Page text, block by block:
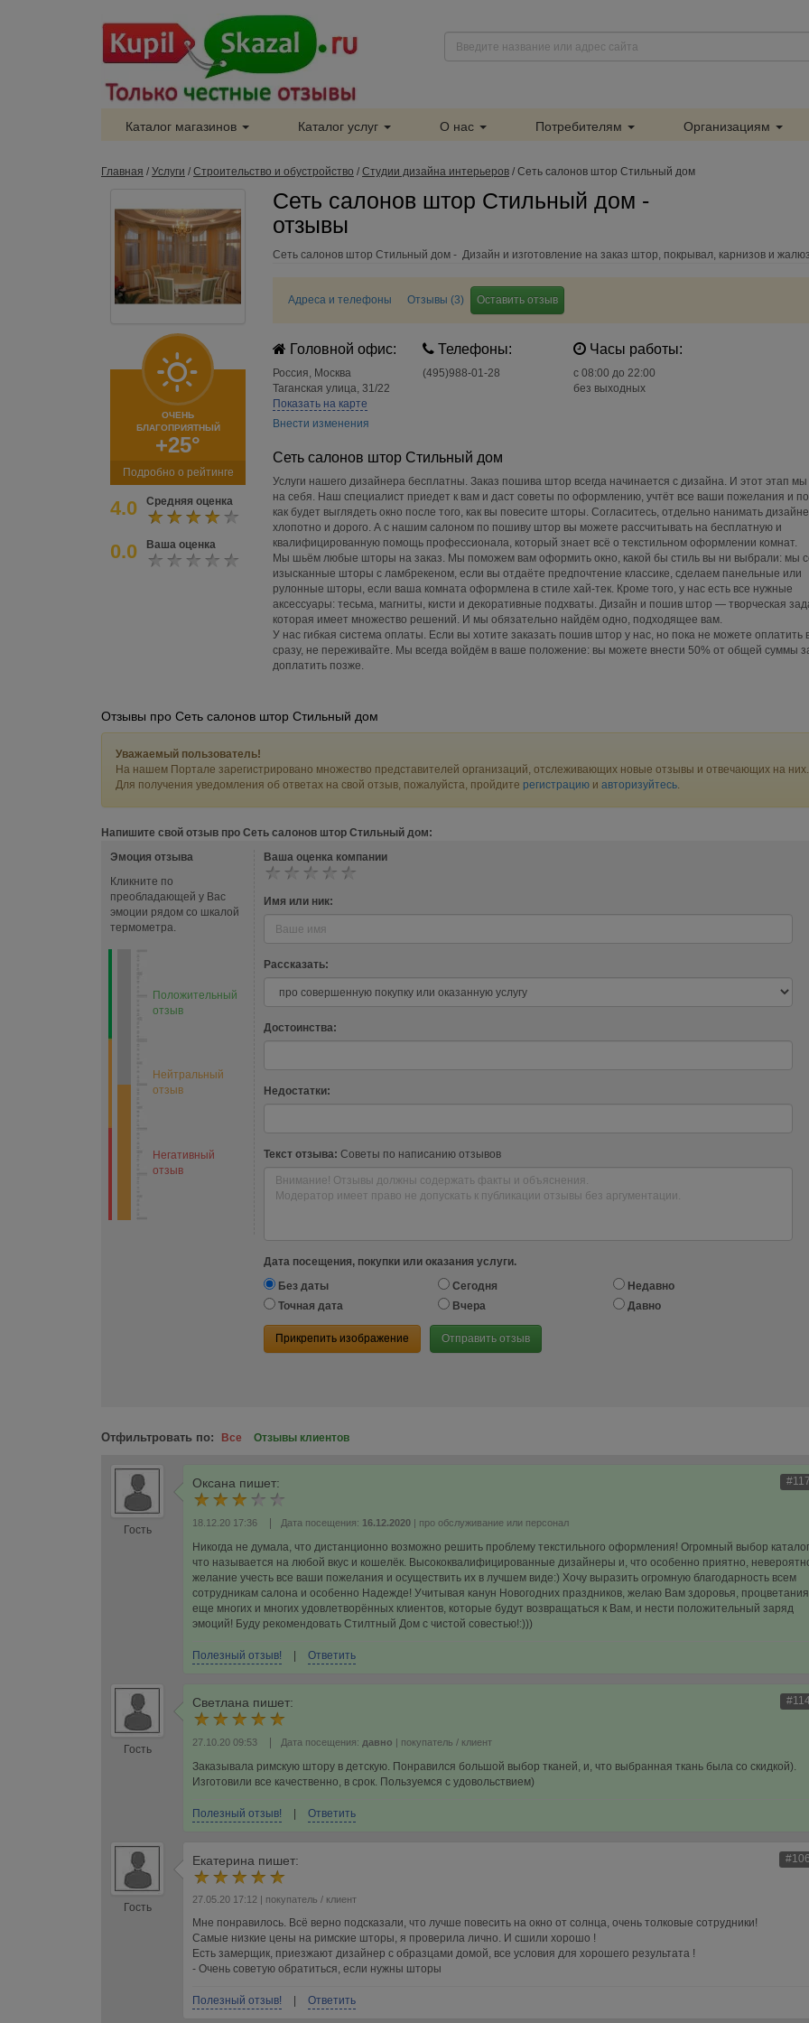
Каталог магазинов Каталог услуг О нас Потребителям Организациям
Главная / Услуги / Строительство и обустройство / Студии дизайна интерьеров / Сеть салонов штор Стильный дом
ОЧЕНЬ
БЛАГОПРИЯТНЫЙ
+25°
Подробно о рейтинге
4.0 Средняя оценка
0.0 Ваша оценка
Сеть салонов штор Стильный дом -
отзывы
Сеть салонов штор Стильный дом - Дизайн и изготовление на заказ штор, покрывал, карнизов и
Адреса и телефоны Отзывы (3) Оставить отзыв
Головной офис:
Россия, Москва
Таганская улица, 31/22
Показать на карте
Внести изменения
Телефоны:
(495)988-01-28
Часы работы:
c 08:00 до 22:00
без выходных
Сеть салонов штор Стильный дом
Услуги нашего дизайнера бесплатны. Заказ пошива штор всегда начинается с дизайна. И этот этап
на себя. Наш специалист приедет к вам и даст советы по оформлению, учтёт все ваши пожелания и
как будет выглядеть окно после того, как вы повесите шторы. Согласитесь, отдельно нанимать
хлопотно и дорого. А с нашим салоном по пошиву штор вы можете рассчитывать на бесплатную и
квалифицированную помощь профессионала, который знает всё о текстильном оформлении комнат.
Мы шьём любые шторы на заказ. Мы поможем вам оформить окно, какой бы стиль вы ни выбрали: мы
изысканные шторы с ламбрекеном, если вы отдаёте предпочтение классике, сделаем панельные или
рулонные шторы, если ваша комната оформлена в стиле хай-тек. Кроме того, у нас есть все нужные
аксессуары: тесьма, магниты, кисти и декоративные подхваты. Дизайн и пошив штор — творческая
которая имеет множество решений. И мы обязательно найдём одно, подходящее вам.
У нас гибкая система оплаты. Если вы хотите заказать пошив штор у нас, но пока не можете оплатить
сразу, не переживайте. Мы всегда войдём в ваше положение: вы можете внести 50% от общей суммы
доплатить позже.
Отзывы про Сеть салонов штор Стильный дом
Уважаемый пользователь!
На нашем Портале зарегистрировано множество представителей организаций, отслеживающих новые отзывы и отвечающих на них.
Для получения уведомления об ответах на свой отзыв, пожалуйста, пройдите регистрацию и авторизуйтесь.
Напишите свой отзыв про Сеть салонов штор Стильный дом:
Эмоция отзыва
Кликните по
преобладающей у Вас
эмоции рядом со шкалой
термометра.
Положительный
отзыв
Нейтральный
отзыв
Негативный
отзыв
Ваша оценка компании
Имя или ник:
Рассказать:
Достоинства:
Недостатки:
Текст отзыва: Советы по написанию отзывов
Дата посещения, покупки или оказания услуги.
Без даты
Сегодня
Недавно
Точная дата
Вчера Давно
Прикрепить изображение Отправить отзыв
Отфильтровать по: Все Отзывы клиентов
Гость
Оксана пишет:
18.12.20 17:36 Дата посещения: 16.12.2020 | про обслуживание или персонал
Никогда не думала, что дистанционно возможно решить проблему текстильного оформления! Огромный выбор
что называется на любой вкус и кошелёк. Высококвалифицированные дизайнеры и, что особенно приятно,
желание учесть все ваши пожелания и осуществить их в лучшем виде:) Хочу выразить огромную благодарность всем
сотрудникам салона и особенно Надежде! Учитывая канун Новогодних праздников, желаю Вам здоровья,
еще многих и многих удовлетворённых клиентов, которые будут возвращаться к Вам, и нести положительный заряд
эмоций! Буду рекомендовать Стилтный Дом с чистой совестью!:)))
Полезный отзыв! Ответить
Гость
Светлана пишет:
27.10.20 09:53 Дата посещения: давно | покупатель / клиент
Заказывала римскую штору в детскую. Понравился большой выбор тканей, и, что выбранная ткань была со скидкой).
Изготовили все качественно, в срок. Пользуемся с удовольствием)
Полезный отзыв! Ответить
Гость
Екатерина пишет:
27.05.20 17:12 | покупатель / клиент
Мне понравилось. Всё верно подсказали, что лучше повесить на окно от солнца, очень толковые сотрудники!
Самые низкие цены на римские шторы, я проверила лично. И сшили хорошо !
Есть замерщик, приезжают дизайнер с образцами домой, все условия для хорошего результата !
- Очень советую обратиться, если нужны шторы
Полезный отзыв! Ответить